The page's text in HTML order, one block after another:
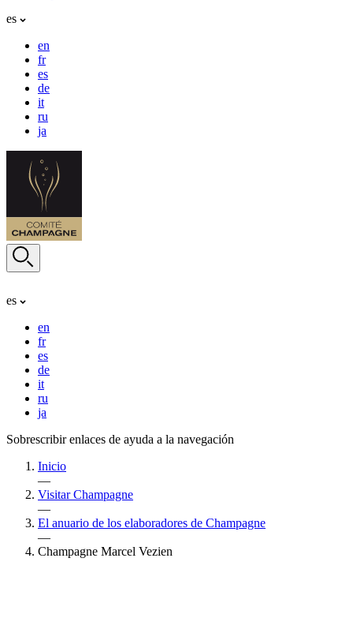
es
en
fr
es
de
it
ru
ja
es
en
fr
es
de
it
ru
ja
Sobrescribir enlaces de ayuda a la navegación
Inicio
—
Visitar Champagne
—
El anuario de los elaboradores de Champagne
—
Champagne Marcel Vezien